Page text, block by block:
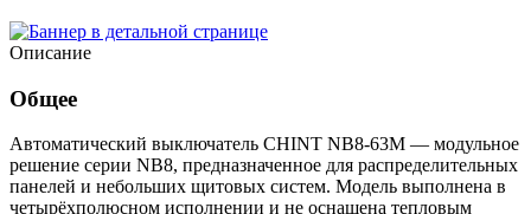
Описание
Общее
Автоматический выключатель CHINT NB8-63M — модульное
решение серии NB8, предназначенное для распределительных
панелей и небольших щитовых систем. Модель выполнена в
четырёхполюсном исполнении и не оснащена тепловым